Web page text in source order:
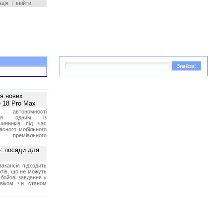
| ввійти
нових
18 Pro Max
одним із
під час
мобільного
преміального
посади для
підходить
що не можуть
завдання у
віком чи станом